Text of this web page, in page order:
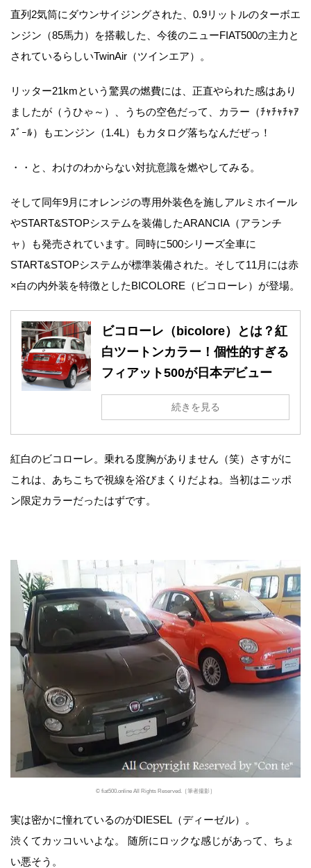
直列2気筒にダウンサイジングされた、0.9リットルのターボエ
ンジン（85馬力）を搭載した、今後のニューFIAT500の主力と
されているらしいTwinAir（ツインエア）。
リッター21kmという驚異の燃費には、正直やられた感はあり
ましたが（うひゃ～）、うちの空色だって、カラー（ﾁｬﾁｬﾁｬｱ
ｽﾞｰﾙ）もエンジン（1.4L）もカタログ落ちなんだぜっ！
・・と、わけのわからない対抗意識を燃やしてみる。
そして同年9月にオレンジの専用外装色を施しアルミホイール
やSTART&STOPシステムを装備したARANCIA（アランチ
ャ）も発売されています。同時に500シリーズ全車に
START&STOPシステムが標準装備された。そして11月には赤
×白の内外装を特徴としたBICOLORE（ビコローレ）が登場。
ビコローレ（bicolore）とは？紅
白ツートンカラー！個性的すぎる
フィアット500が日本デビュー
続きを見る
紅白のビコローレ。乗れる度胸がありません（笑）さすがに
これは、あちこちで視線を浴びまくりだよね。当初はニッポ
ン限定カラーだったはずです。
© fiat500.online All Rights Reserved.［筆者撮影］
実は密かに憧れているのがDIESEL（ディーゼル）。
渋くてカッコいいよな。 随所にロックな感じがあって、ちょ
い悪そう。